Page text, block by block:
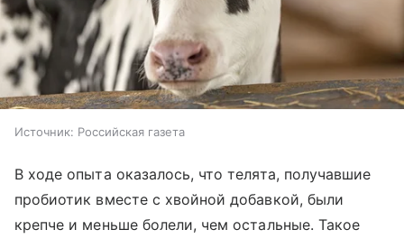
Источник: Российская газета
В ходе опыта оказалось, что телята, получавшие
пробиотик вместе с хвойной добавкой, были
крепче и меньше болели, чем остальные. Такое